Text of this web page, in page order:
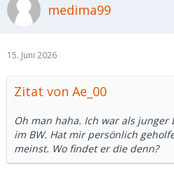
Gleichzeitig höre ich wie SBs
pro Treffen verlangen.
Ich suche nur eine grobe
Deshalb meine Frage, auf welche
Vielen Dank für die Antworten.
medima99
15. Juni 2026
Zitat von Ae_00
Oh man haha. Ich war als junger
im BW. Hat mir persönlich
meinst. Wo findet er die denn?